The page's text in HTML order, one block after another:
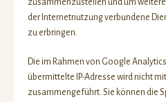
zusammenzustellen und um
der Internetnutzung verbundene
zu erbringen.
Die im Rahmen von Google
übermittelte IP-Adresse wird nicht
zusammengeführt. Sie können die